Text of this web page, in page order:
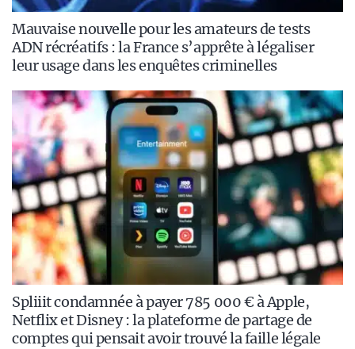
Mauvaise nouvelle pour les amateurs de tests
ADN récréatifs : la France s’apprête à légaliser
leur usage dans les enquêtes criminelles
Spliiit condamnée à payer 785 000 € à Apple,
Netflix et Disney : la plateforme de partage de
comptes qui pensait avoir trouvé la faille légale